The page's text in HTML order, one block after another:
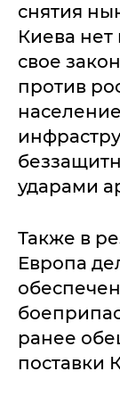
снятия
Киева нет
свое
против
ударами
Также в
Европа
ранее
поставки